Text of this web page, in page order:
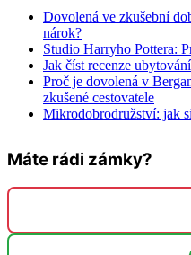
Dovolená ve zkušební
nárok?
Studio Harryho Pottera:
Jak číst recenze
Proč je dovolená v
zkušené cestovatele
Mikrodobrodružství: jak
Máte rádi zámky?